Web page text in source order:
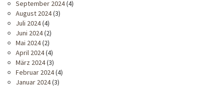
September 2024(4)
August 2024(3)
Juli 2024(4)
Juni 2024(2)
Mai 2024(2)
April 2024(4)
März 2024(3)
Februar 2024(4)
Januar 2024(3)